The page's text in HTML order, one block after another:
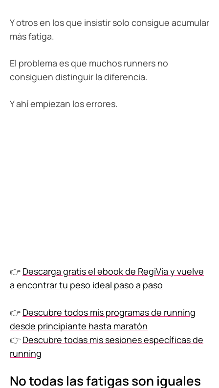
Y otros en los que insistir solo consigue acumular
más fatiga.
El problema es que muchos runners no
consiguen distinguir la diferencia.
Y ahí empiezan los errores.
👉 Descarga gratis el ebook de RegiVia y vuelve
a encontrar tu peso ideal paso a paso
👉 Descubre todos mis programas de running
desde principiante hasta maratón
👉 Descubre todas mis sesiones específicas de
running
No todas las fatigas son iguales